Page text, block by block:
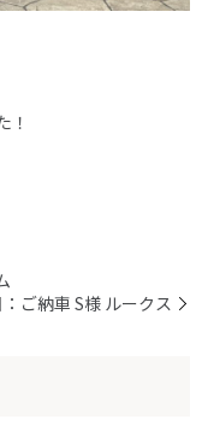
！
ご納車 S様 ルークス